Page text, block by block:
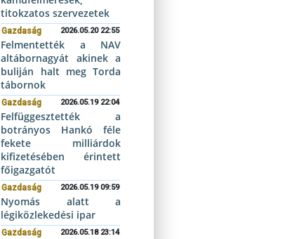
titokzatos szervezetek
Gazdaság 2026.05.20 22:55
Felmentették a NAV
altábornagyát akinek a
buliján halt meg Torda
tábornok
Gazdaság 2026.05.19 22:04
Felfüggesztették a
botrányos Hankó féle
fekete milliárdok
kifizetésében érintett
főigazgatót
Gazdaság 2026.05.19 09:59
Nyomás alatt a
légiközlekedési ipar
Gazdaság 2026.05.18 23:14